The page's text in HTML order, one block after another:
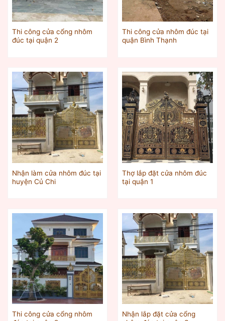
Thi công cửa cổng nhôm
đúc tại quận 2
Thi công cửa nhôm đúc tại
quận Bình Thạnh
Nhận làm cửa nhôm đúc tại
huyện Củ Chi
Thợ lắp đặt cửa nhôm đúc
tại quận 1
Thi công cửa cổng nhôm
Nhận lắp đặt cửa cổng